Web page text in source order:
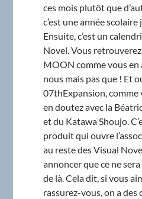
ces mois plutôt que
c’est une année scolaire
Ensuite, c’est un
Novel. Vous
MOON comme vous en
nous mais pas que ! Et
07thExpansion, comme
en doutez avec la
et du Katawa Shoujo.
produit qui ouvre
au reste des Visual
annoncer que ce ne
de là. Cela dit, si vous
rassurez-vous, on a